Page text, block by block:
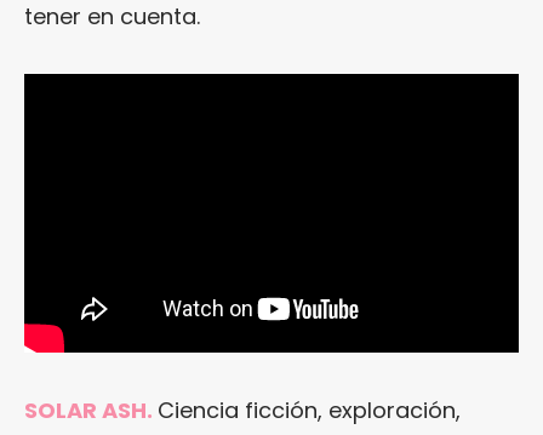
tener en cuenta.
SOLAR ASH. Ciencia ficción, exploración,